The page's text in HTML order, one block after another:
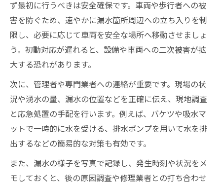
ず最初に行うべきは安全確保です。車両や歩行者への被
害を防ぐため、速やかに漏水箇所周辺への立ち入りを制
限し、必要に応じて車両を安全な場所へ移動させましょ
う。初動対応が遅れると、設備や車両への二次被害が拡
大する恐れがあります。
次に、管理者や専門業者への連絡が重要です。現場の状
況や湧水の量、漏水の位置などを正確に伝え、現地調査
と応急処置の手配を行います。例えば、バケツや吸水マ
ットで一時的に水を受ける、排水ポンプを用いて水を排
出するなどの簡易的な対策も有効です。
また、漏水の様子を写真で記録し、発生時刻や状況をメ
モしておくと、後の原因調査や修理業者との打ち合わせ